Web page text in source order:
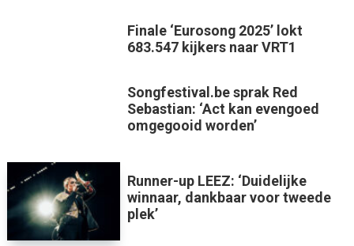
Finale ‘Eurosong 2025’ lokt
683.547 kijkers naar VRT1
Songfestival.be sprak Red
Sebastian: ‘Act kan evengoed
omgegooid worden’
Runner-up LEEZ: ‘Duidelijke
winnaar, dankbaar voor tweede
plek’